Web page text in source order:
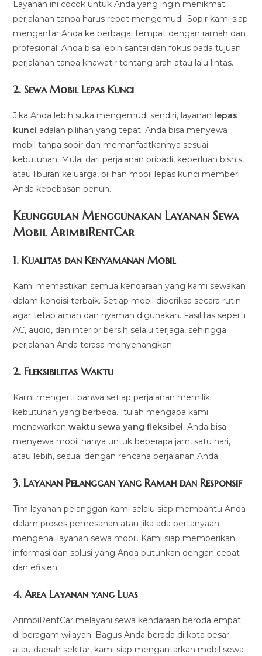
Layanan ini cocok untuk Anda yang ingin menikmati
perjalanan tanpa harus repot mengemudi. Sopir kami siap
mengantar Anda ke berbagai tempat dengan ramah dan
profesional. Anda bisa lebih santai dan fokus pada tujuan
perjalanan tanpa khawatir tentang arah atau lalu lintas.
2.Sewa Mobil Lepas Kunci
Jika Anda lebih suka mengemudi sendiri, layanan lepas
kunci adalah pilihan yang tepat. Anda bisa menyewa
mobil tanpa sopir dan memanfaatkannya sesuai
kebutuhan. Mulai dari perjalanan pribadi, keperluan bisnis,
atau liburan keluarga, pilihan mobil lepas kunci memberi
Anda kebebasan penuh.
Keunggulan Menggunakan Layanan Sewa
Mobil ArimbiRentCar
1.Kualitas dan Kenyamanan Mobil
Kami memastikan semua kendaraan yang kami sewakan
dalam kondisi terbaik. Setiap mobil diperiksa secara rutin
agar tetap aman dan nyaman digunakan. Fasilitas seperti
AC, audio, dan interior bersih selalu terjaga, sehingga
perjalanan Anda terasa menyenangkan.
2.Fleksibilitas Waktu
Kami mengerti bahwa setiap perjalanan memiliki
kebutuhan yang berbeda. Itulah mengapa kami
menawarkanwaktu sewa yang fleksibel. Anda bisa
menyewa mobil hanya untuk beberapa jam, satu hari,
atau lebih, sesuai dengan rencana perjalanan Anda.
3.Layanan Pelanggan yang Ramah dan Responsif
Tim layanan pelanggan kami selalu siap membantu Anda
dalam proses pemesanan atau jika ada pertanyaan
mengenai layanan sewa mobil. Kami siap memberikan
informasi dan solusi yang Anda butuhkan dengan cepat
dan efisien.
4.Area Layanan yang Luas
ArimbiRentCar melayani sewa kendaraan beroda empat
di beragam wilayah. Bagus Anda berada di kota besar
atau daerah sekitar, kami siap mengantarkan mobil sewa